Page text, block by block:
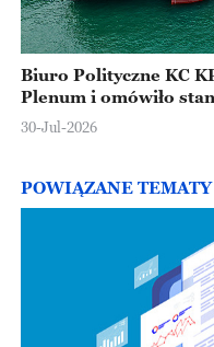
Biuro Polityczne KC
Plenum i omówiło
30-Jul-2026
POWIĄZANE TEMATY